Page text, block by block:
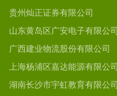
贵州灿正证券有限公司
山东黄岛区广安电子有限公司
广西建业物流股份有限公司
上海杨浦区嘉达能源有限公司
湖南长沙市宇虹教育有限公司